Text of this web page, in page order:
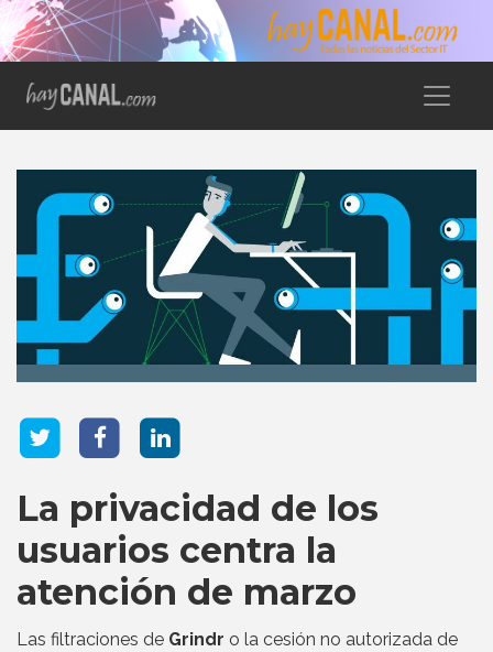
La privacidad de los
usuarios centra la
atención de marzo
Las filtraciones de Grindr o la cesión no autorizada de